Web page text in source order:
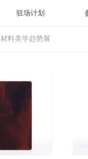
材料美学趋势展
驻场计划